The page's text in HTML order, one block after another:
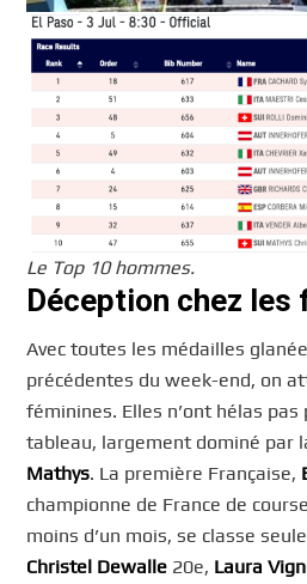
Le Top 10 hommes.
Déception chez les
Avec toutes les médailles
précédentes du week-end, on
féminines. Elles n’ont hélas
tableau, largement dominé par
Mathys. La première Française,
championne de France de
moins d’un mois, se classe
Christel Dewalle 20e, Laura